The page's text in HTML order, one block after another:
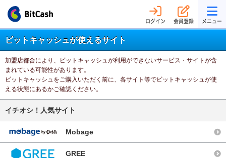
ログイン 会員登録 メニュー
ビットキャッシュが使えるサイト
加盟店都合により、ビットキャッシュが利用ができないサービス・サイトが含
まれている可能性があります。
ビットキャッシュをご購入いただく前に、各サイト等でビットキャッシュが使
える状態にあるかご確認ください。
イチオシ！人気サイト
Mobage
GREE